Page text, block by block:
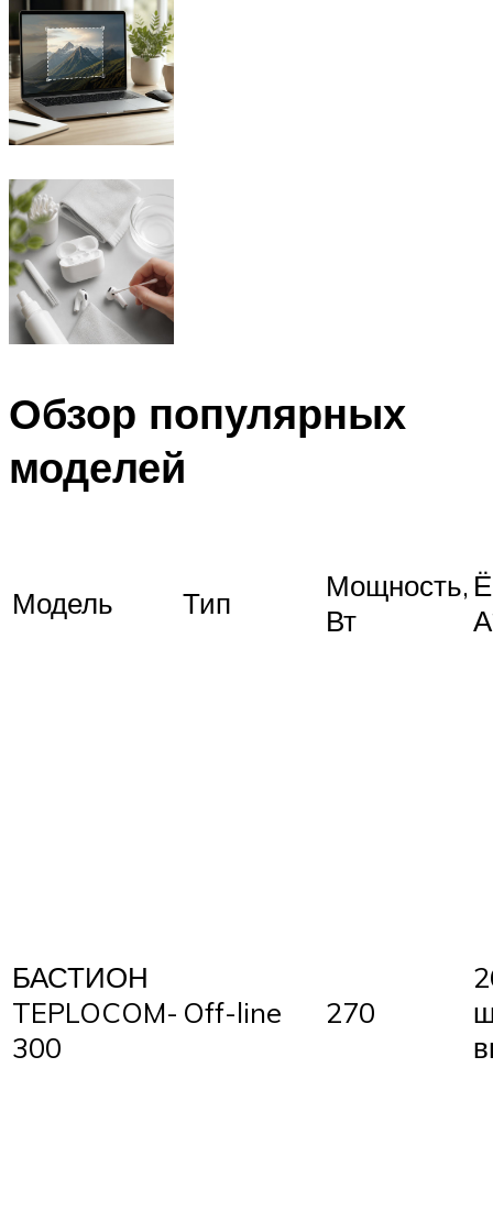
Обзор популярных
моделей
Модель Тип
Мощность,
Вт
БАСТИОН
TEPLOCOM-
300
Off-line 270